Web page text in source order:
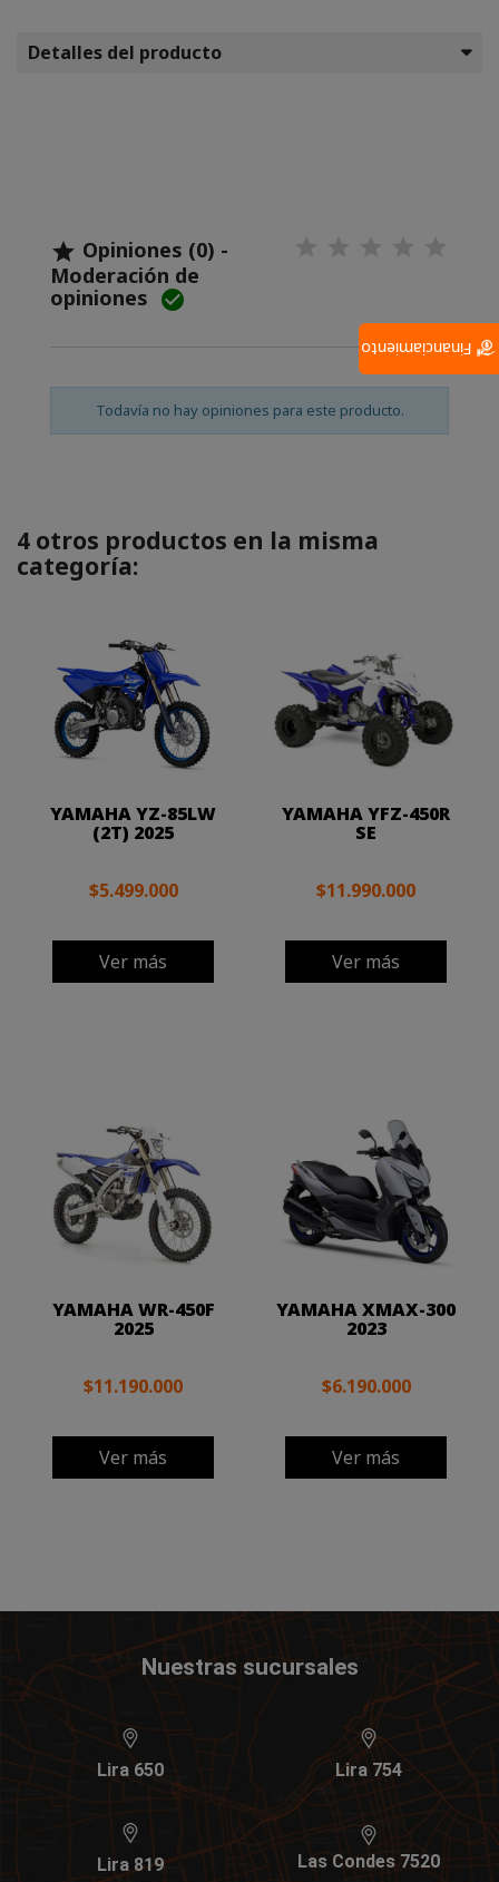
Detalles del producto
 Opiniones (0) -
Moderación de
opiniones 
Todavía no hay opiniones para este producto.
4 otros productos en la misma
categoría:
YAMAHA YZ-85LW
(2T) 2025
$5.499.000
Ver más
YAMAHA YFZ-450R
SE
$11.990.000
Ver más
YAMAHA WR-450F
2025
$11.190.000
Ver más
YAMAHA XMAX-300
2023
$6.190.000
Ver más
Nuestras sucursales
Lira 650 Lira 754
Lira 819 Las Condes 7520
Financiamiento